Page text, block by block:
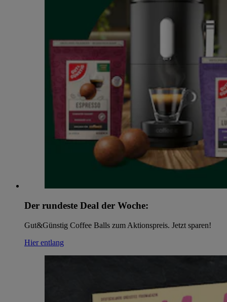
Der rundeste Deal der Woche:
Gut&Günstig Coffee Balls zum Aktionspreis. Jetzt sparen!
Hier entlang